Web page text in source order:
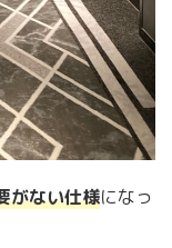
がない仕様になっ